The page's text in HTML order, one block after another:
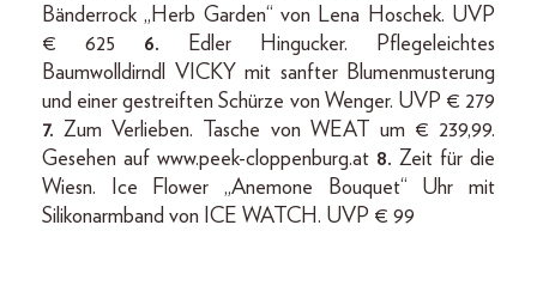
Bänderrock „Herb Garden“ von Lena Hoschek. UVP
€ 625 6. Edler Hingucker. Pflegeleichtes
Baumwolldirndl VICKY mit sanfter Blumenmusterung
und einer gestreiften Schürze von Wenger. UVP € 279
7.Zum Verlieben. Tasche von WEAT um € 239,99.
Gesehen auf www.peek-cloppenburg.at 8. Zeit für die
Wiesn. Ice Flower „Anemone Bouquet“ Uhr mit
Silikonarmband von ICE WATCH. UVP € 99